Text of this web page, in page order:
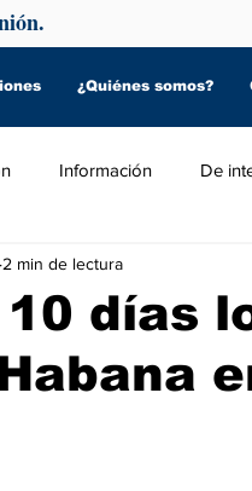
¿Quiénes somos?
Información De
días
2 min de lectura